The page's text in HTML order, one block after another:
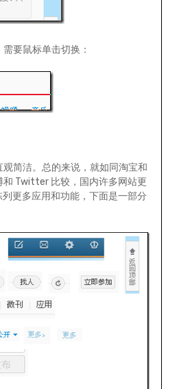
要鼠标单击切换：
简洁。总的来说，就如同淘宝和
Twitter 比较，国内许多网站更
更多应用和功能，下面是一部分